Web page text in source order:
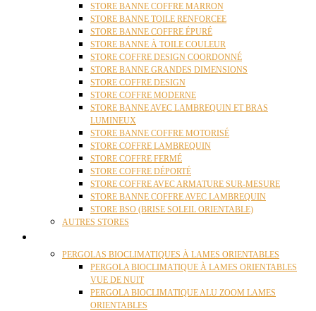
STORE BANNE COFFRE MARRON
STORE BANNE TOILE RENFORCEE
STORE BANNE COFFRE ÉPURÉ
STORE BANNE À TOILE COULEUR
STORE COFFRE DESIGN COORDONNÉ
STORE BANNE GRANDES DIMENSIONS
STORE COFFRE DESIGN
STORE COFFRE MODERNE
STORE BANNE AVEC LAMBREQUIN ET BRAS
LUMINEUX
STORE BANNE COFFRE MOTORISÉ
STORE COFFRE LAMBREQUIN
STORE COFFRE FERMÉ
STORE COFFRE DÉPORTÉ
STORE COFFRE AVEC ARMATURE SUR-MESURE
STORE BANNE COFFRE AVEC LAMBREQUIN
STORE BSO (BRISE SOLEIL ORIENTABLE)
AUTRES STORES
PERGOLAS BIOCLIMATIQUES À LAMES ORIENTABLES
PERGOLA BIOCLIMATIQUE À LAMES ORIENTABLES
VUE DE NUIT
PERGOLA BIOCLIMATIQUE ALU ZOOM LAMES
ORIENTABLES